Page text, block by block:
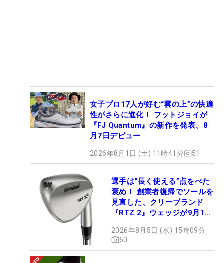
女子プロ17人が好む“雲の上”の快適
性がさらに進化！ フットジョイが
『FJ Quantum』の新作を発表、8
月7日デビュー
2026年8月1日 (土) 11時41分 51
選手は“長く使える”点をべた
褒め！ 創業者復帰でソールを
見直した、クリーブランド
『RTZ 2』ウェッジが9月12
2026年8月5日 (水) 15時09分
60